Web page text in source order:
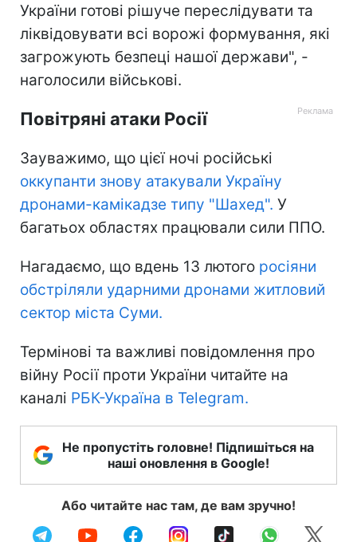
України готові рішуче переслідувати та
ліквідовувати всі ворожі формування, які
загрожують безпеці нашої держави", -
наголосили військові.
Повітряні атаки Росії
Зауважимо, що цієї ночі російські
оккупанти знову атакували Україну
дронами-камікадзе типу "Шахед". У
багатьох областях працювали сили ППО.
Нагадаємо, що вдень 13 лютого росіяни
обстріляли ударними дронами житловий
сектор міста Суми.
Термінові та важливі повідомлення про
війну Росії проти України читайте на
каналі РБК-Україна в Telegram.
Не пропустіть головне! Підпишіться на
наші оновлення в Google!
Або читайте нас там, де вам зручно!